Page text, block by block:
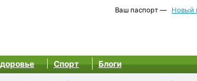
Ваш паспорт — Новый
Спорт Блоги